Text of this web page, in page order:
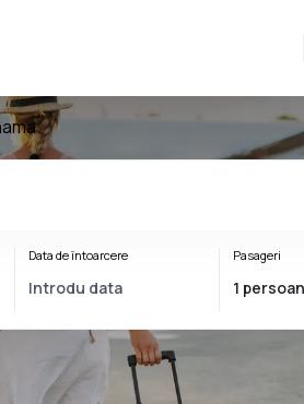
Data de întoarcere Pasageri